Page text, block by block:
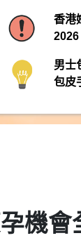
香港
2026
男士
包皮
機會